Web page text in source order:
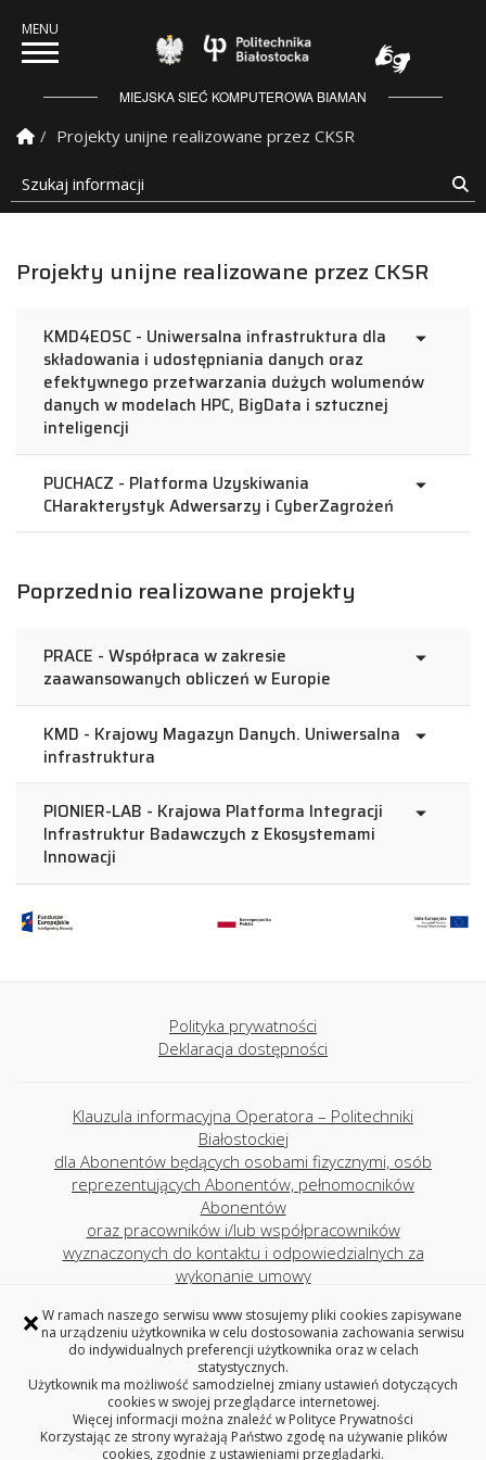
× W ramach naszego serwisu www stosujemy pliki cookies zapisywane
na urządzeniu użytkownika w celu dostosowania zachowania serwisu
do indywidualnych preferencji użytkownika oraz w celach
statystycznych.
Użytkownik ma możliwość samodzielnej zmiany ustawień dotyczących
cookies w swojej przeglądarce internetowej.
Więcej informacji można znaleźć w Polityce Prywatności
Korzystając ze strony wyrażają Państwo zgodę na używanie plików
cookies, zgodnie z ustawieniami przeglądarki.
Politechnika
MIEJSKA SIEĆ KOMPUTEROWA BIAMAN
Strona Główna
Projekty unijne realizowane przez CKSR
Szukaj informacji
Projekty unijne realizowane przez CKSR
KMD4EOSC - Uniwersalna infrastruktura dla
składowania i udostępniania danych oraz
efektywnego przetwarzania dużych wolumenów
danych w modelach HPC, BigData i sztucznej
inteligencji
PUCHACZ - Platforma Uzyskiwania
CHarakterystyk Adwersarzy i CyberZagrożeń
Poprzednio realizowane projekty
PRACE - Współpraca w zakresie
zaawansowanych obliczeń w Europie
KMD - Krajowy Magazyn Danych. Uniwersalna
infrastruktura
PIONIER-LAB - Krajowa Platforma Integracji
Infrastruktur Badawczych z Ekosystemami
Innowacji
Polityka prywatności
Deklaracja dostępności
Klauzula informacyjna Operatora – Politechniki
Białostockiej
dla Abonentów będących osobami fizycznymi, osób
reprezentujących Abonentów, pełnomocników
Abonentów
oraz pracowników i/lub współpracowników
wyznaczonych do kontaktu i odpowiedzialnych za
wykonanie umowy
CENTRUM USŁUG INFORMATYCZNYCH
POLITECHNIKA BIAŁOSTOCKA
ul. Wiejska 45A, 15-351 Białystok
tel. 85 746 91 55 (sekretariat), fax 85 746 91 56
REGON: 000001672, NIP: 542-020-87-21